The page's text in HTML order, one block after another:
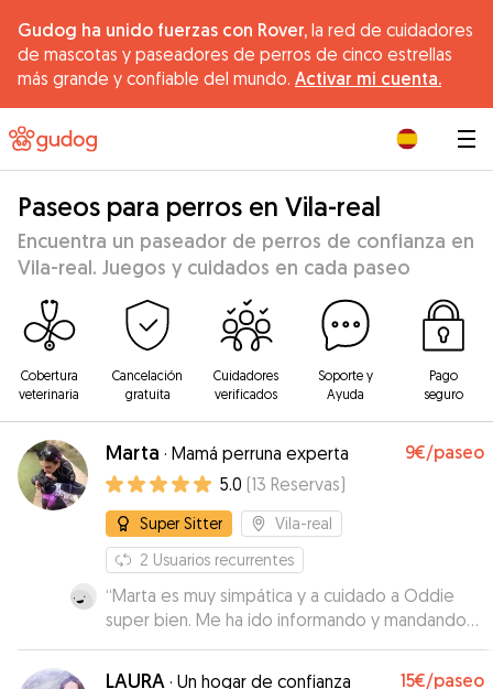
Gudog ha unido fuerzas con Rover, la red de cuidadores
de mascotas y paseadores de perros de cinco estrellas
más grande y confiable del mundo. Activar mi cuenta.
Paseos para perros en Vila-real
Encuentra un paseador de perros de confianza en
Vila-real. Juegos y cuidados en cada paseo
Cobertura
veterinaria
Cancelación
gratuita
Cuidadores
verificados
Soporte y
Ayuda
Pago
seguro
Marta · Mamá perruna experta 9€/paseo
5.0 (13 Reservas)
Super Sitter
Vila-real
2 Usuarios recurrentes
“Marta es muy simpática y a cuidado a Oddie
super bien. Me ha ido informando y mandando
fotos. Cuando lo vuelva a necesitar contaré con
ella. ”
LAURA · Un hogar de confianza 15€/paseo